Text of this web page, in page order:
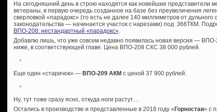
На сегодняшний день в строю находятся как новейшие представители
ветераны, в первую очередь созданное на базе без преувеличения
сверловкой «парадокс» (то есть не далее 140 миллиметров от
законодательства — начинается участок с нарезами) под .366ТКМ.
ВПО-208: нестандартный «парадокс».
Добавлю лишь, что уже совсем недавно появилась новая версия —
ниже, в соответствующей главе. Цена ВПО-208 СКС 38 000 рублей.
Еще один «старичок» — ВПО-209 АКМ с ценой 37 900 рублей.
Ну, тут тоже сразу ясно, откуда ноги растут…
Остались в производстве и представленные в 2018 году « Горностаи» с